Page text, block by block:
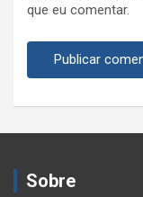
que eu comentar.
Sobre